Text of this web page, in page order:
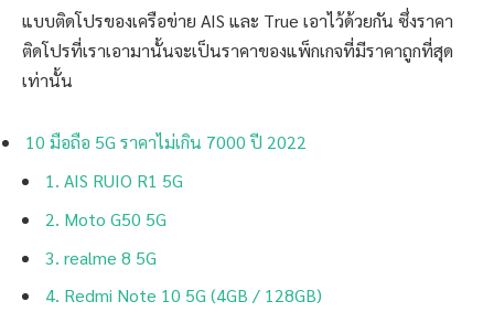
แบบติดโปรของเครือข่าย AIS และ True เอาไว้ด้วยกัน ซึ่งราคา
ติดโปรที่เราเอามานั้นจะเป็นราคาของแพ็กเกจที่มีราคาถูกที่สุด
เท่านั้น
10 มือถือ 5G ราคาไม่เกิน 7000 ปี 2022
1. AIS RUIO R1 5G
2. Moto G50 5G
3. realme 8 5G
4. Redmi Note 10 5G (4GB / 128GB)